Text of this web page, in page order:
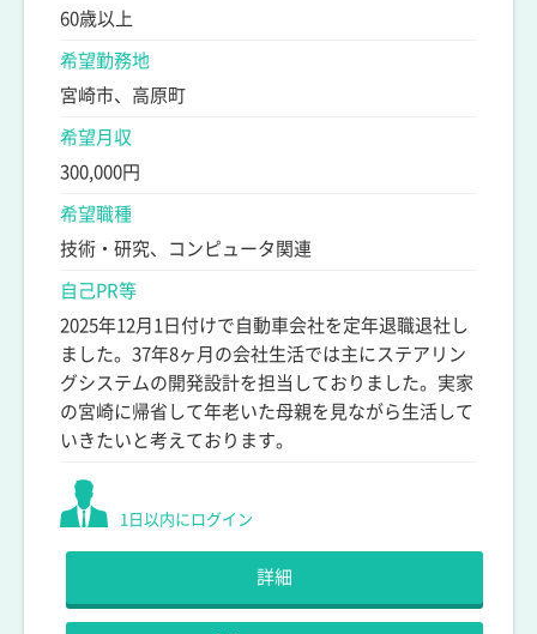
60歳以上
希望勤務地
宮崎市、高原町
希望月収
300,000円
希望職種
技術・研究、コンピュータ関連
自己PR等
2025年12月1日付けで自動車会社を定年退職退社し
ました。37年8ヶ月の会社生活では主にステアリン
グシステムの開発設計を担当しておりました。実家
の宮崎に帰省して年老いた母親を見ながら生活して
いきたいと考えております。
1日以内にログイン
詳細